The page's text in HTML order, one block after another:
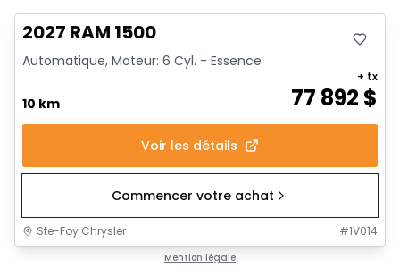
2027 RAM 1500
Automatique, Moteur: 6 Cyl. - Essence
10 km 77 892 $
+ tx
Voir les détails
Commencer votre achat
Ste-Foy Chrysler #1V014
Mention légale